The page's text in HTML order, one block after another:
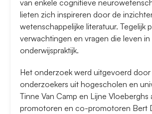
van enkele cognitieve
lieten zich inspireren door de
wetenschappelijke literatuur. Tegelijk
verwachtingen en vragen die leven in
onderwijspraktijk.
Het onderzoek werd uitgevoerd
onderzoekers uit hogescholen en
Tinne Van Camp en Lijne Vloeberghs
promotoren en co-promotoren Bert